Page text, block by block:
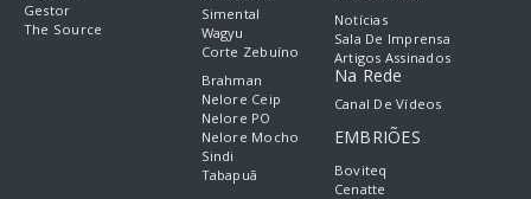
Gestor
The Source
Simental
Wagyu
Corte Zebuíno
Brahman
Nelore Ceip
Nelore PO
Nelore Mocho
Sindi
Tabapuã
Notícias
Sala De Imprensa
Artigos Assinados
Na Rede
Canal De Vídeos
EMBRIÕES
Boviteq
Cenatte